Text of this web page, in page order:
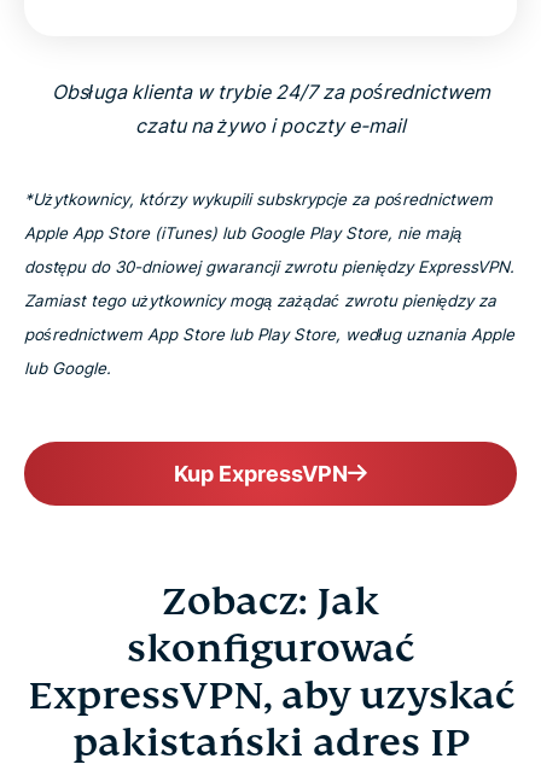
Obsługa klienta w trybie 24/7 za pośrednictwem
czatu na żywo i poczty e-mail
*Użytkownicy, którzy wykupili subskrypcje za pośrednictwem
Apple App Store (iTunes) lub Google Play Store, nie mają
dostępu do 30-dniowej gwarancji zwrotu pieniędzy ExpressVPN.
Zamiast tego użytkownicy mogą zażądać zwrotu pieniędzy za
pośrednictwem App Store lub Play Store, według uznania Apple
lub Google.
Kup ExpressVPN
Zobacz: Jak
skonfigurować
ExpressVPN, aby uzyskać
pakistański adres IP